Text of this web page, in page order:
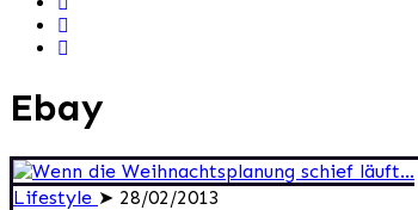
Ebay
Lifestyle ➤ 28/02/2013